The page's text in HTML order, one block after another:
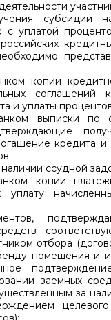
субсидии
с уплатой
копии
соглашений
и уплаты
выписки по
кредита и
ссудной
копии
уплату
отбора
помещения и
заемных
за
целевого